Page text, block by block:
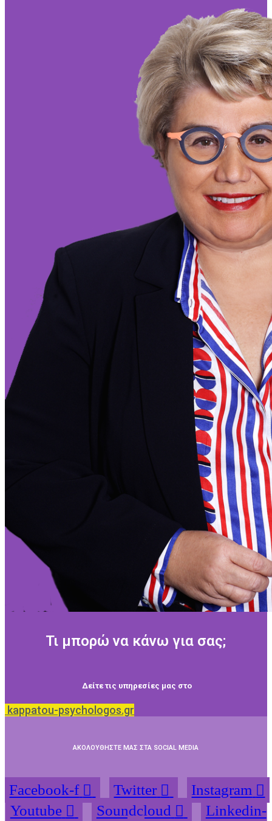
Τι μπορώ να κάνω για σας;
Δείτε τις υπηρεσίες μας στο
kappatou-psychologos.gr
ΑΚΟΛΟΥΘΗΣΤΕ ΜΑΣ ΣΤΑ SOCIAL MEDIA
Facebook-f Twitter
Instagram
Youtube
Soundcloud
Linkedin-